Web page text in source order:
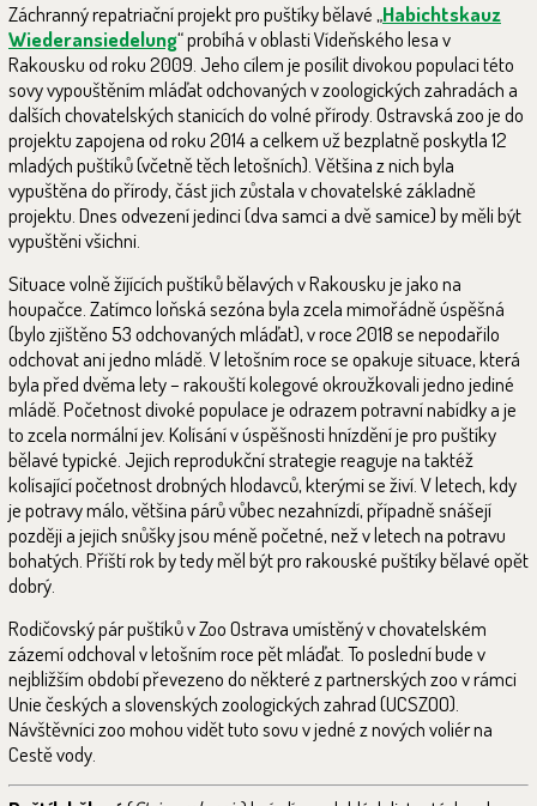
Záchranný repatriační projekt pro puštíky bělavé „Habichtskauz
Wiederansiedelung“ probíhá v oblasti Vídeňského lesa v
Rakousku od roku 2009. Jeho cílem je posílit divokou populaci této
sovy vypouštěním mláďat odchovaných v zoologických zahradách a
dalších chovatelských stanicích do volné přírody. Ostravská zoo je do
projektu zapojena od roku 2014 a celkem už bezplatně poskytla 12
mladých puštíků (včetně těch letošních). Většina z nich byla
vypuštěna do přírody, část jich zůstala v chovatelské základně
projektu. Dnes odvezení jedinci (dva samci a dvě samice) by měli být
vypuštěni všichni.
Situace volně žijících puštíků bělavých v Rakousku je jako na
houpačce. Zatímco loňská sezóna byla zcela mimořádně úspěšná
(bylo zjištěno 53 odchovaných mláďat), v roce 2018 se nepodařilo
odchovat ani jedno mládě. V letošním roce se opakuje situace, která
byla před dvěma lety – rakouští kolegové okroužkovali jedno jediné
mládě. Početnost divoké populace je odrazem potravní nabídky a je
to zcela normální jev. Kolísání v úspěšnosti hnízdění je pro puštíky
bělavé typické. Jejich reprodukční strategie reaguje na taktéž
kolísající početnost drobných hlodavců, kterými se živí. V letech, kdy
je potravy málo, většina párů vůbec nezahnízdí, případně snášejí
později a jejich snůšky jsou méně početné, než v letech na potravu
bohatých. Příští rok by tedy měl být pro rakouské puštíky bělavé opět
dobrý.
Rodičovský pár puštíků v Zoo Ostrava umístěný v chovatelském
zázemí odchoval v letošním roce pět mláďat. To poslední bude v
nejbližším období převezeno do některé z partnerských zoo v rámci
Unie českých a slovenských zoologických zahrad (UCSZOO).
Návštěvníci zoo mohou vidět tuto sovu v jedné z nových voliér na
Cestě vody.